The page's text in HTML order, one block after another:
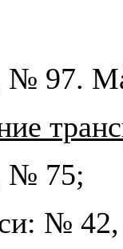
№ 97.
№ 75;
№